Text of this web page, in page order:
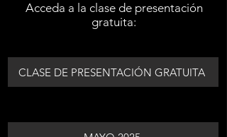
Acceda a la clase de presentación
gratuita:
CLASE DE PRESENTACIÓN GRATUITA